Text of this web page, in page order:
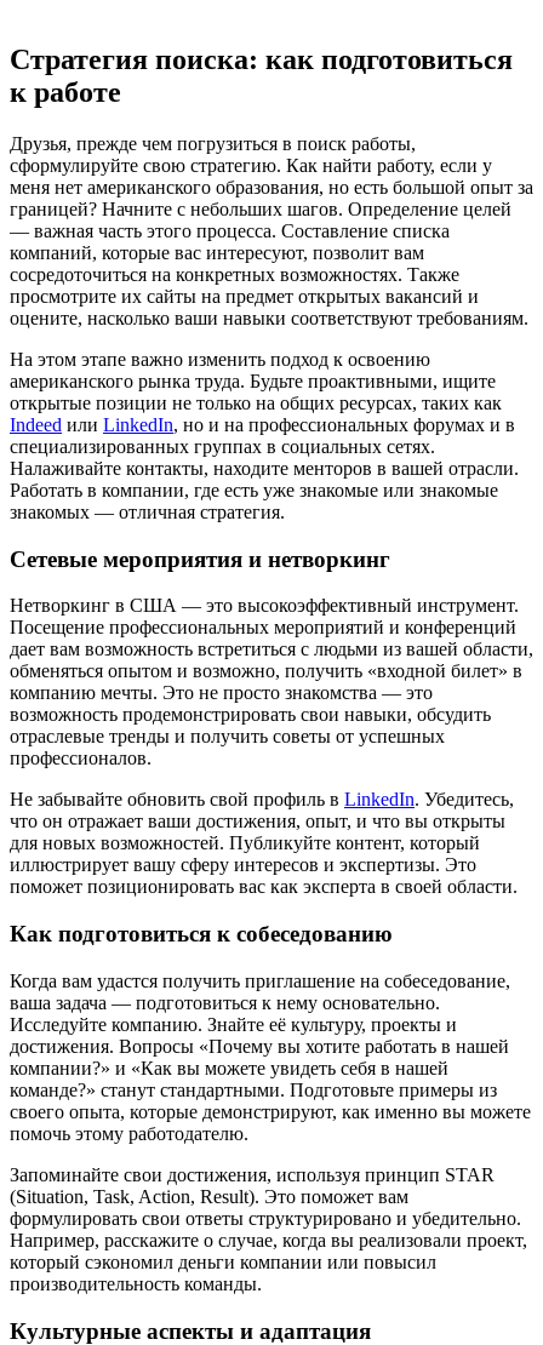
Стратегия поиска: как подготовиться
к работе
Друзья, прежде чем погрузиться в поиск работы,
сформулируйте свою стратегию. Как найти работу, если у
меня нет американского образования, но есть большой опыт за
границей? Начните с небольших шагов. Определение целей
— важная часть этого процесса. Составление списка
компаний, которые вас интересуют, позволит вам
сосредоточиться на конкретных возможностях. Также
просмотрите их сайты на предмет открытых вакансий и
оцените, насколько ваши навыки соответствуют требованиям.
На этом этапе важно изменить подход к освоению
американского рынка труда. Будьте проактивными, ищите
открытые позиции не только на общих ресурсах, таких как
Indeed или LinkedIn, но и на профессиональных форумах и в
специализированных группах в социальных сетях.
Налаживайте контакты, находите менторов в вашей отрасли.
Работать в компании, где есть уже знакомые или знакомые
знакомых — отличная стратегия.
Сетевые мероприятия и нетворкинг
Нетворкинг в США — это высокоэффективный инструмент.
Посещение профессиональных мероприятий и конференций
дает вам возможность встретиться с людьми из вашей области,
обменяться опытом и возможно, получить «входной билет» в
компанию мечты. Это не просто знакомства — это
возможность продемонстрировать свои навыки, обсудить
отраслевые тренды и получить советы от успешных
профессионалов.
Не забывайте обновить свой профиль в LinkedIn. Убедитесь,
что он отражает ваши достижения, опыт, и что вы открыты
для новых возможностей. Публикуйте контент, который
иллюстрирует вашу сферу интересов и экспертизы. Это
поможет позиционировать вас как эксперта в своей области.
Как подготовиться к собеседованию
Когда вам удастся получить приглашение на собеседование,
ваша задача — подготовиться к нему основательно.
Исследуйте компанию. Знайте её культуру, проекты и
достижения. Вопросы «Почему вы хотите работать в нашей
компании?» и «Как вы можете увидеть себя в нашей
команде?» станут стандартными. Подготовьте примеры из
своего опыта, которые демонстрируют, как именно вы можете
помочь этому работодателю.
Запоминайте свои достижения, используя принцип STAR
(Situation, Task, Action, Result). Это поможет вам
формулировать свои ответы структурировано и убедительно.
Например, расскажите о случае, когда вы реализовали проект,
который сэкономил деньги компании или повысил
производительность команды.
Культурные аспекты и адаптация